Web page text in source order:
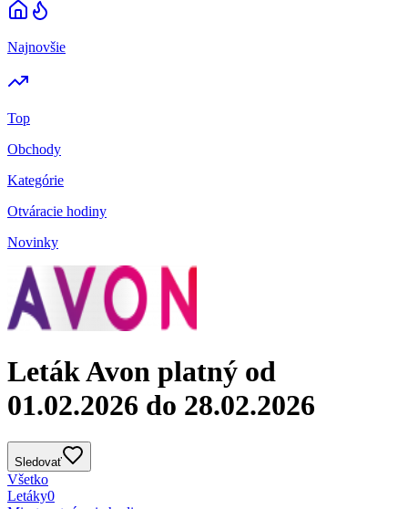
Najnovšie
Top
Obchody
Kategórie
Otváracie hodiny
Novinky
Leták Avon platný od
01.02.2026 do 28.02.2026
Sledovať
Všetko
Letáky0